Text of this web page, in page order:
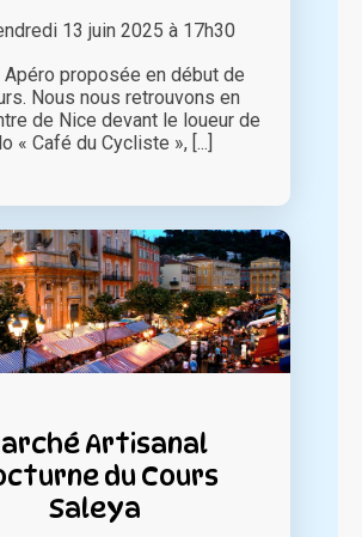
13 juin 2025 à 17h30
Apéro proposée en début de
Nous nous retrouvons en
de Nice devant le loueur de
« Café du Cycliste », [...]
Artisanal
du Cours
Saleya